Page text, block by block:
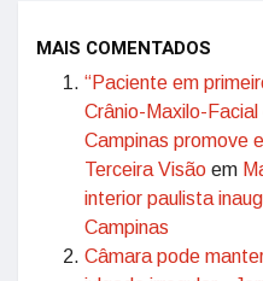
MAIS COMENTADOS
“Paciente em
Crânio-Maxilo-
Campinas promove
Terceira Visão em
interior paulista
Campinas
Câmara pode